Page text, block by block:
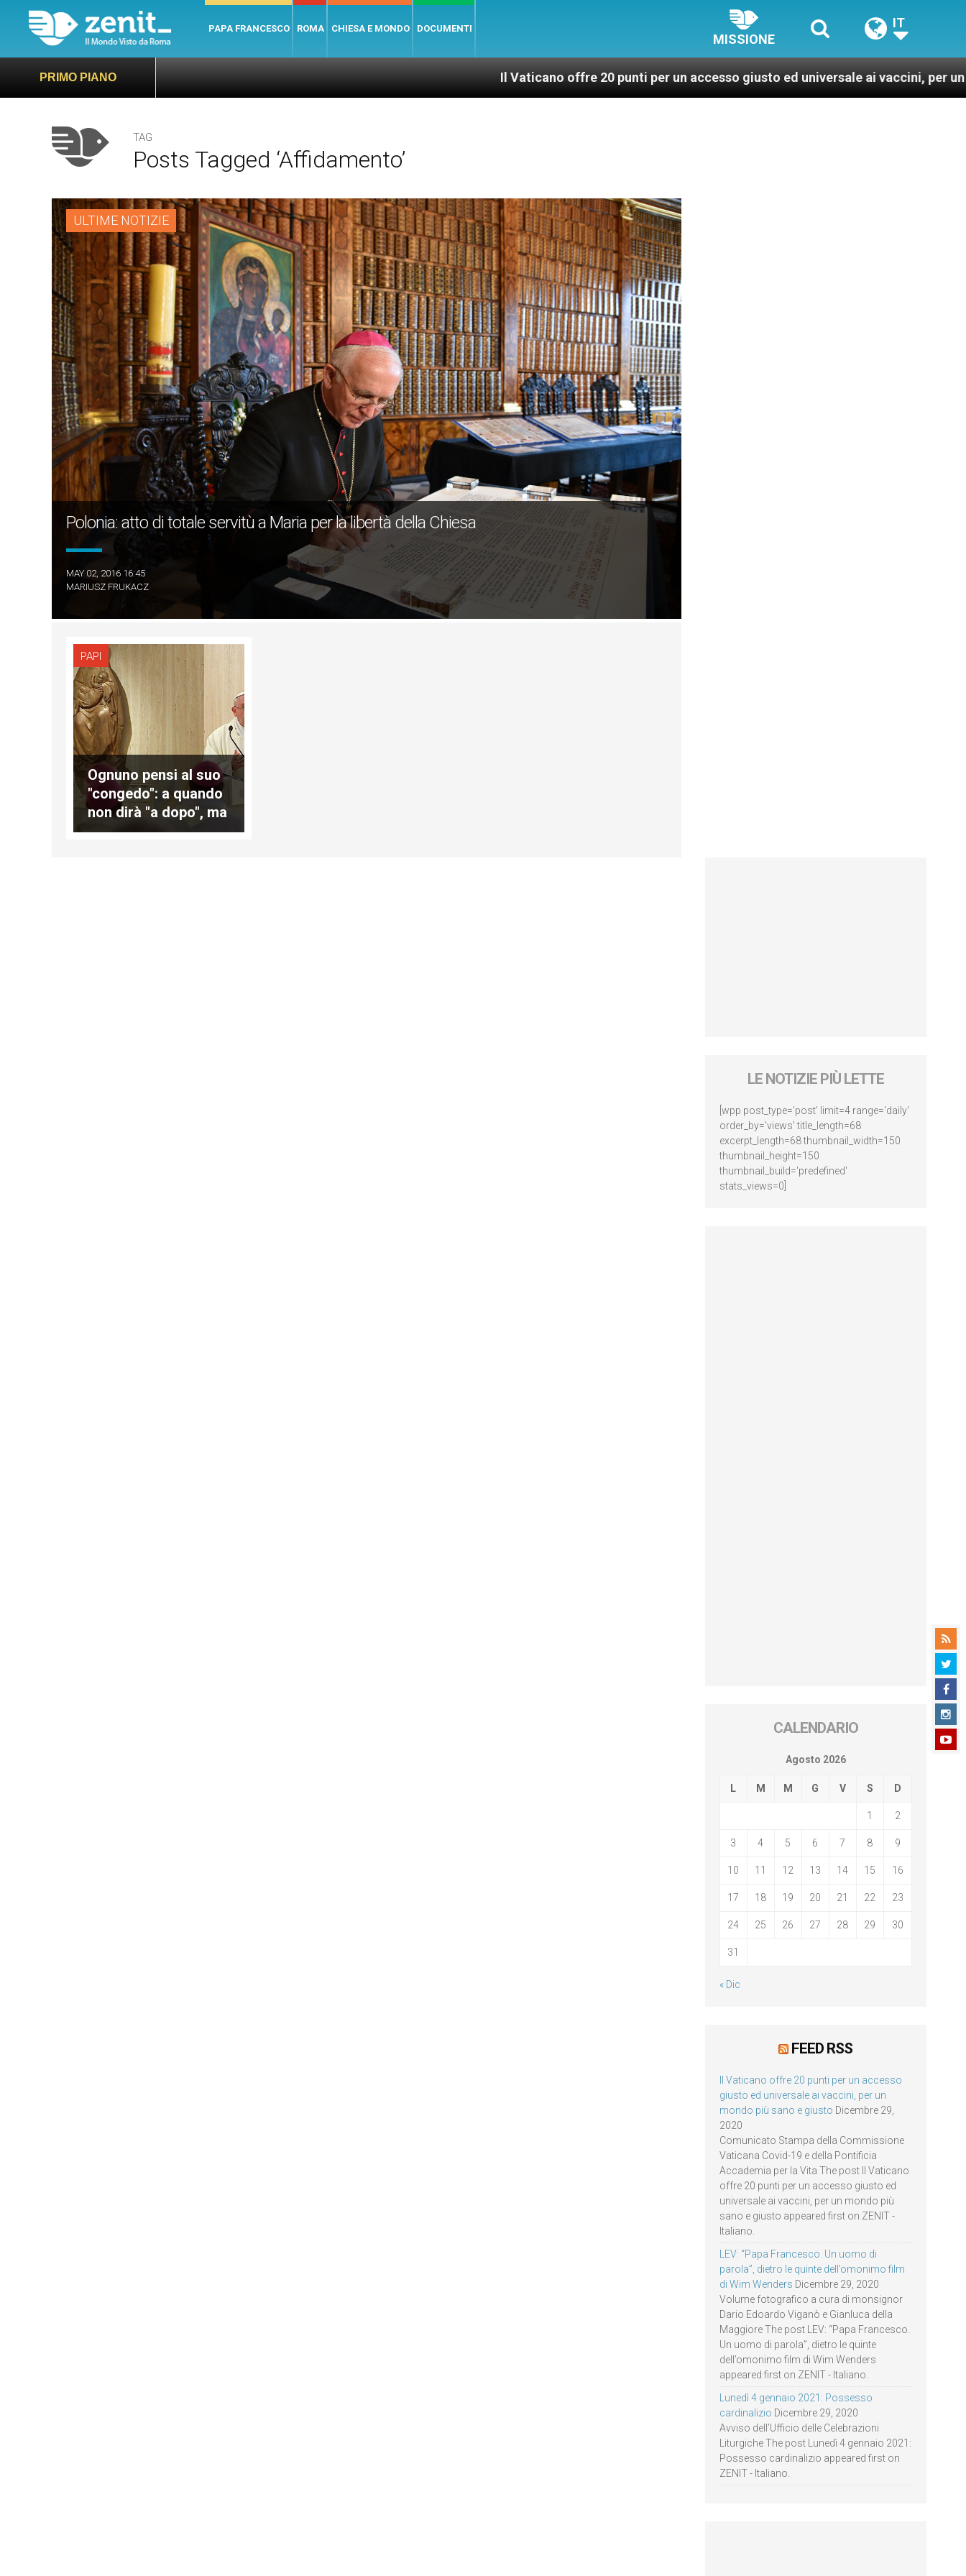
PAPA FRANCESCO ROMA CHIESA E MONDO DOCUMENTI
MISSIONE
IT
PRIMO PIANO Il Vaticano offre 20 punti per un accesso giusto ed universale ai vaccini, per un mondo più
TAG
Posts Tagged ‘affidamento’
ULTIME NOTIZIE
Polonia: atto di totale servitù a Maria per la libertà della Chiesa
MAY 02, 2016 16:45
MARIUSZ FRUKACZ
PAPI
Ognuno pensi al suo
"congedo": a quando
non dirà "a dopo", ma
"addio"
LE NOTIZIE PIÙ LETTE
[wpp post_type='post' limit=4 range='daily'
order_by='views' title_length=68
excerpt_length=68 thumbnail_width=150
thumbnail_height=150
thumbnail_build='predefined'
stats_views=0]
CALENDARIO
Agosto 2026
L M M G V S D
1 2
3 4 5 6 7 8 9
10 11 12 13 14 15 16
17 18 19 20 21 22 23
24 25 26 27 28 29 30
31
« Dic
FEED RSS
Il Vaticano offre 20 punti per un accesso
giusto ed universale ai vaccini, per un
mondo più sano e giusto Dicembre 29,
2020
Comunicato Stampa della Commissione
Vaticana Covid-19 e della Pontificia
Accademia per la Vita The post Il Vaticano
offre 20 punti per un accesso giusto ed
universale ai vaccini, per un mondo più
sano e giusto appeared first on ZENIT -
Italiano.
LEV: “Papa Francesco. Un uomo di
parola”, dietro le quinte dell’omonimo film
di Wim Wenders Dicembre 29, 2020
Volume fotografico a cura di monsignor
Dario Edoardo Viganò e Gianluca della
Maggiore The post LEV: “Papa Francesco.
Un uomo di parola”, dietro le quinte
dell’omonimo film di Wim Wenders
appeared first on ZENIT - Italiano.
Lunedì 4 gennaio 2021: Possesso
cardinalizio Dicembre 29, 2020
Avviso dell’Ufficio delle Celebrazioni
Liturgiche The post Lunedì 4 gennaio 2021:
Possesso cardinalizio appeared first on
ZENIT - Italiano.